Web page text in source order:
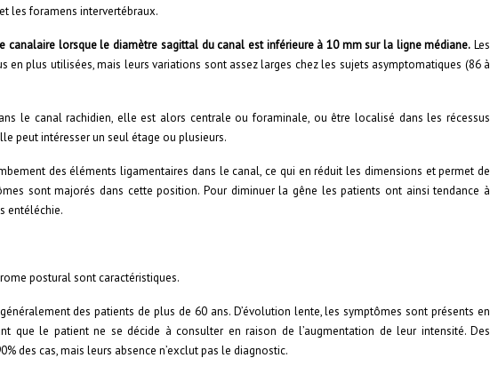
les foramens intervertébraux.
canalaire lorsque le diamètre sagittal du canal est inférieure à 10 mm sur la ligne médiane. Les
en plus utilisées, mais leurs variations sont assez larges chez les sujets asymptomatiques (86 à
le canal rachidien, elle est alors centrale ou foraminale, ou être localisé dans les récessus
peut intéresser un seul étage ou plusieurs.
des éléments ligamentaires dans le canal, ce qui en réduit les dimensions et permet de
sont majorés dans cette position. Pour diminuer la gêne les patients ont ainsi tendance à
entéléchie.
postural sont caractéristiques.
des patients de plus de 60 ans. D’évolution lente, les symptômes sont présents en
que le patient ne se décide à consulter en raison de l’augmentation de leur intensité. Des
des cas, mais leurs absence n’exclut pas le diagnostic.